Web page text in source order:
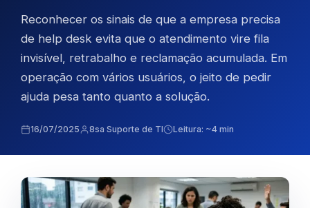
Reconhecer os sinais de que a empresa precisa
de help desk evita que o atendimento vire fila
invisível, retrabalho e reclamação acumulada. Em
operação com vários usuários, o jeito de pedir
ajuda pesa tanto quanto a solução.
16/07/2025 8sa Suporte de TI Leitura: ~4 min